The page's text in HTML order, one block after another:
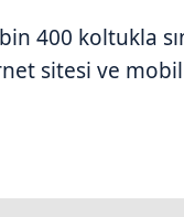
400 koltukla
sitesi ve